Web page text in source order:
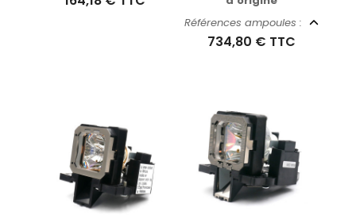
Références ampoules :
734,80 € TTC